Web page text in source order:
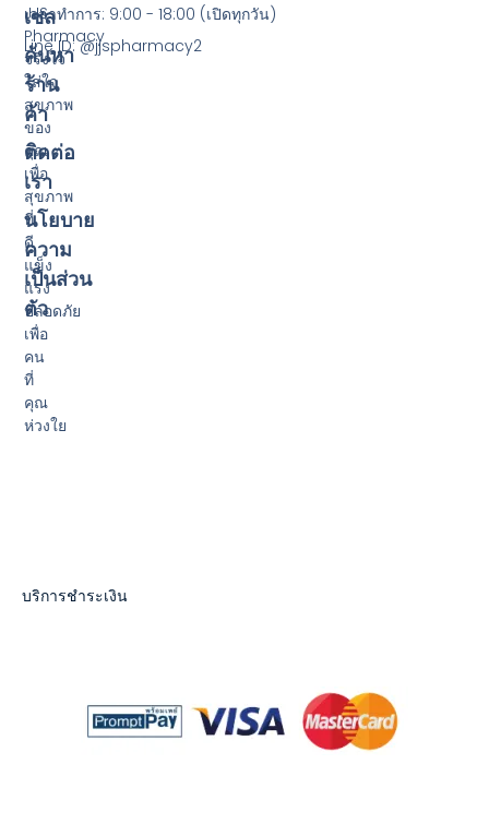
JJS
Pharmacy
จริงใจ
ใส่ใจ
สุขภาพ
ของ
คุณ
เพื่อ
สุขภาพ
ที่
ดี
แข็ง
แรง
ปลอดภัย
เพื่อ
คน
ที่
คุณ
ห่วงใย
เซล
ค้นหา
ร้าน
ค้า
ติดต่อ
เรา
นโยบาย
ความ
เป็นส่วน
ตัว
เวลาทำการ: 9:00 - 18:00 (เปิดทุกวัน)
Line ID: @jjspharmacy2
บริการชำระเงิน